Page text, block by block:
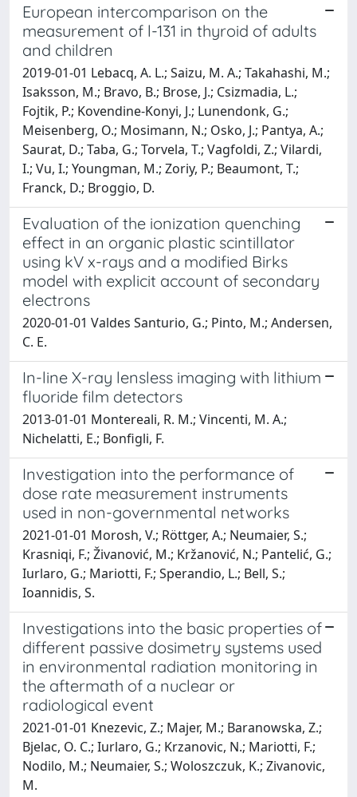
European intercomparison on the
measurement of l-131 in thyroid of adults
and children
2019-01-01 Lebacq, A. L.; Saizu, M. A.; Takahashi, M.;
Isaksson, M.; Bravo, B.; Brose, J.; Csizmadia, L.;
Fojtik, P.; Kovendine-Konyi, J.; Lunendonk, G.;
Meisenberg, O.; Mosimann, N.; Osko, J.; Pantya, A.;
Saurat, D.; Taba, G.; Torvela, T.; Vagfoldi, Z.; Vilardi,
I.; Vu, I.; Youngman, M.; Zoriy, P.; Beaumont, T.;
Franck, D.; Broggio, D.
Evaluation of the ionization quenching
effect in an organic plastic scintillator
using kV x-rays and a modified Birks
model with explicit account of secondary
electrons
2020-01-01 Valdes Santurio, G.; Pinto, M.; Andersen,
C. E.
In-line X-ray lensless imaging with lithium
fluoride film detectors
2013-01-01 Montereali, R. M.; Vincenti, M. A.;
Nichelatti, E.; Bonfigli, F.
Investigation into the performance of
dose rate measurement instruments
used in non-governmental networks
2021-01-01 Morosh, V.; Röttger, A.; Neumaier, S.;
Krasniqi, F.; Živanović, M.; Kržanović, N.; Pantelić, G.;
Iurlaro, G.; Mariotti, F.; Sperandio, L.; Bell, S.;
Ioannidis, S.
Investigations into the basic properties of
different passive dosimetry systems used
in environmental radiation monitoring in
the aftermath of a nuclear or
radiological event
2021-01-01 Knezevic, Z.; Majer, M.; Baranowska, Z.;
Bjelac, O. C.; Iurlaro, G.; Krzanovic, N.; Mariotti, F.;
Nodilo, M.; Neumaier, S.; Woloszczuk, K.; Zivanovic,
M.